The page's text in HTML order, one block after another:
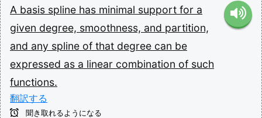
A basis spline has minimal support for a
given degree, smoothness, and partition,
and any spline of that degree can be
expressed as a linear combination of such
functions.
翻訳する
聞き取れるようになる